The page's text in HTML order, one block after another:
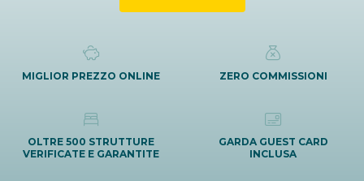
MIGLIOR PREZZO ONLINE ZERO COMMISSIONI
OLTRE 500 STRUTTURE
VERIFICATE E GARANTITE
GARDA GUEST CARD
INCLUSA